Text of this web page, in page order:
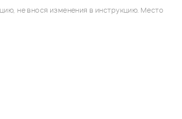
не внося изменения в инструкцию. Место